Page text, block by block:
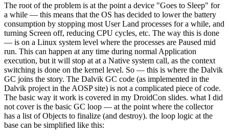
The root of the problem is at the point a device "Goes to Sleep" for
a while — this means that the OS has decided to lower the battery
consumption by stopping most User Land processes for a while, and
turning Screen off, reducing CPU cycles, etc. The way this is done
— is on a Linux system level where the processes are Paused mid
run. This can happen at any time during normal Application
execution, but it will stop at at a Native system call, as the context
switching is done on the kernel level. So — this is where the Dalvik
GC joins the story. The Dalvik GC code (as implemented in the
Dalvik project in the AOSP site) is not a complicated piece of code.
The basic way it work is covered in my DroidCon slides. what I did
not cover is the basic GC loop — at the point where the collector
has a list of Objects to finalize (and destroy). the loop logic at the
base can be simplified like this: